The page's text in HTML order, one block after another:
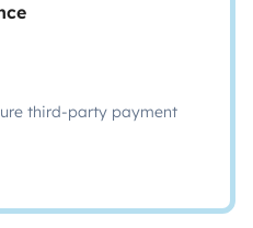
third-party payment